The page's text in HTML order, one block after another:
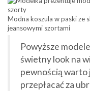
Modna koszula w paski ze
jeansowymi szortami
Powyższe
świetny look na
pewnością warto
przepłacać za